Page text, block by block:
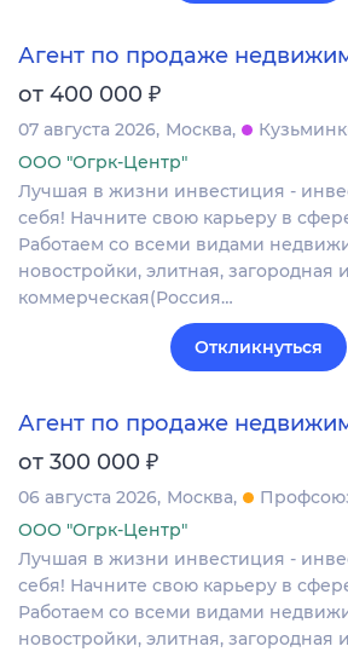
Агент по продаже
от 400 000 ₽
07 августа 2026 Москва
ООО "Огрк-Центр"
Лучшая в жизни инвестиция -
себя! Начните свою карьеру в
Работаем со всеми видами
новостройки, элитная, загородная и
коммерческая(Россия…
Откликнуться
Агент по продаже
от 300 000 ₽
06 августа 2026 Москва
ООО "Огрк-Центр"
Лучшая в жизни инвестиция -
себя! Начните свою карьеру в
Работаем со всеми видами
новостройки, элитная, загородная и